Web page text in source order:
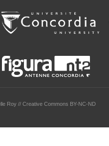
Roy // Creative Commons BY-NC-ND